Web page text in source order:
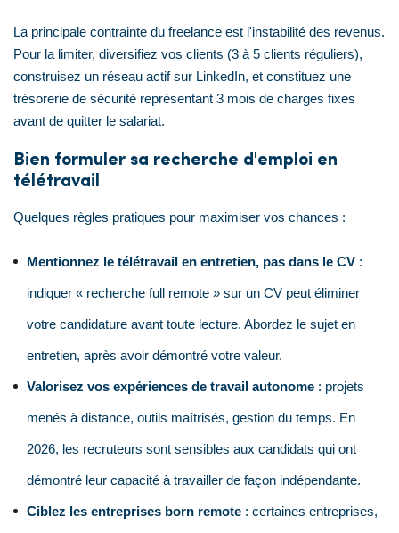
La principale contrainte du freelance est l'instabilité des revenus.
Pour la limiter, diversifiez vos clients (3 à 5 clients réguliers),
construisez un réseau actif sur LinkedIn, et constituez une
trésorerie de sécurité représentant 3 mois de charges fixes
avant de quitter le salariat.
Bien formuler sa recherche d'emploi en
télétravail
Quelques règles pratiques pour maximiser vos chances :
Mentionnez le télétravail en entretien, pas dans le CV :
indiquer « recherche full remote » sur un CV peut éliminer
votre candidature avant toute lecture. Abordez le sujet en
entretien, après avoir démontré votre valeur.
Valorisez vos expériences de travail autonome : projets
menés à distance, outils maîtrisés, gestion du temps. En
2026, les recruteurs sont sensibles aux candidats qui ont
démontré leur capacité à travailler de façon indépendante.
Ciblez les entreprises born remote : certaines entreprises,